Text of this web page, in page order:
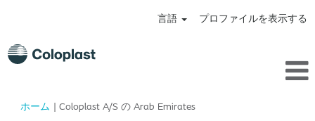
言語 プロファイルを表示する
ホーム | Coloplast A/S の Arab Emirates(現